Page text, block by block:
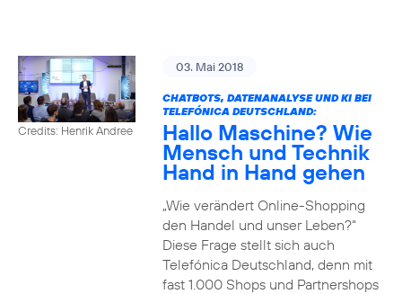
Credits: Henrik Andree
03. Mai 2018
CHATBOTS, DATENANALYSE UND KI BEI
TELEFÓNICA DEUTSCHLAND:
Hallo Maschine? Wie
Mensch und Technik
Hand in Hand gehen
„Wie verändert Online-Shopping
den Handel und unser Leben?“
Diese Frage stellt sich auch
Telefónica Deutschland, denn mit
fast 1.000 Shops und Partnershops